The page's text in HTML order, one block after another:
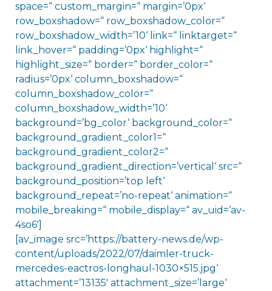
space=“ custom_margin=“ margin=’0px‘
row_boxshadow=“ row_boxshadow_color=“
row_boxshadow_width=’10‘ link=“ linktarget=“
link_hover=“ padding=’0px‘ highlight=“
highlight_size=“ border=“ border_color=“
radius=’0px‘ column_boxshadow=“
column_boxshadow_color=“
column_boxshadow_width=’10‘
background=’bg_color‘ background_color=“
background_gradient_color1=“
background_gradient_color2=“
background_gradient_direction=’vertical‘ src=“
background_position=’top left‘
background_repeat=’no-repeat‘ animation=“
mobile_breaking=“ mobile_display=“ av_uid=’av-
4so6′]
[av_image src=’https://battery-news.de/wp-
content/uploads/2022/07/daimler-truck-
mercedes-eactros-longhaul-1030×515.jpg‘
attachment=’13135′ attachment_size=’large‘